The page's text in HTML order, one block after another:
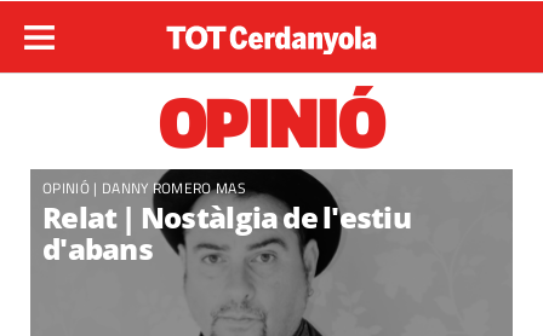
OPINIÓ
OPINIÓ | DANNY ROMERO MAS
Relat | Nostàlgia de l'estiu
d'abans